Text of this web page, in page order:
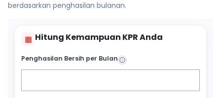
berdasarkan penghasilan bulanan.
▦ Hitung Kemampuan KPR Anda
Penghasilan Bersih per Bulan